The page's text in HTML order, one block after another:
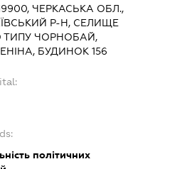
ЧЕРКАСЬКА ОБЛ.,
Р-Н, СЕЛИЩЕ
ТИПУ ЧОРНОБАЙ,
БУДИНОК 156
політичних